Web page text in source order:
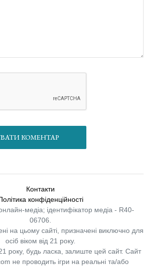
ОПУБЛІКУВАТИ КОМЕНТАР
Контакти
конфіденційності
медіа; ідентифікатор медіа - R40-
06706.
на цьому сайті, призначені виключно для
осіб віком від 21 року.
будь ласка, залиште цей сайт. Сайт
не проводить ігри на реальні та/або